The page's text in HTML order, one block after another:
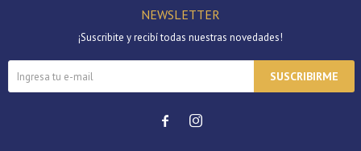
NEWSLETTER
¡Suscribite y recibí todas nuestras novedades!
SUSCRIBIRME
 